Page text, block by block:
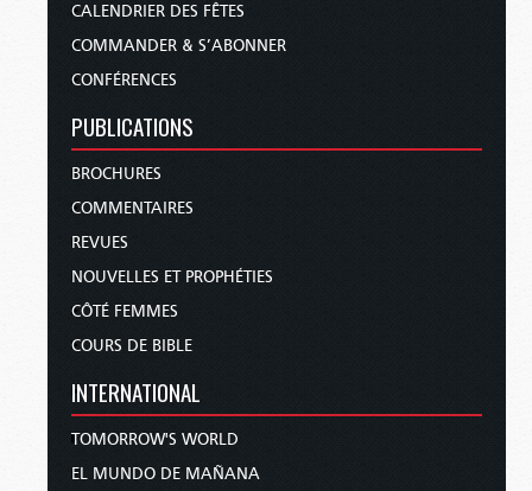
CALENDRIER DES FÊTES
COMMANDER & S’ABONNER
CONFÉRENCES
PUBLICATIONS
BROCHURES
COMMENTAIRES
REVUES
NOUVELLES ET PROPHÉTIES
CÔTÉ FEMMES
COURS DE BIBLE
INTERNATIONAL
TOMORROW'S WORLD
EL MUNDO DE MAÑANA